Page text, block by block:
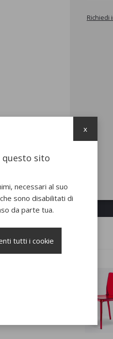
Richiedi
sito
necessari al suo
sono disabilitati di
da parte tua.
tutti i cookie
x